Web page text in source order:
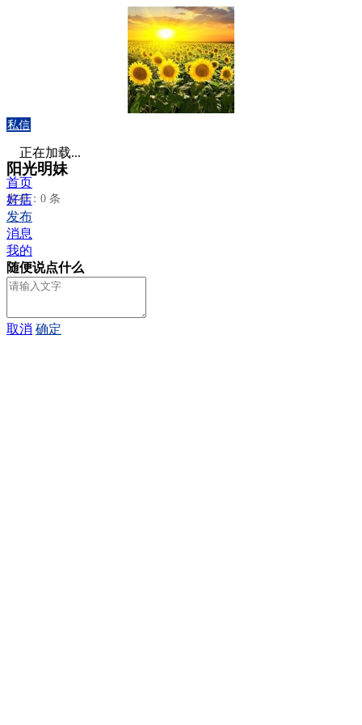
私信
阳光明妹
发布：0 条
正在加载...
首页
好店
发布
消息
我的
随便说点什么
取消 确定